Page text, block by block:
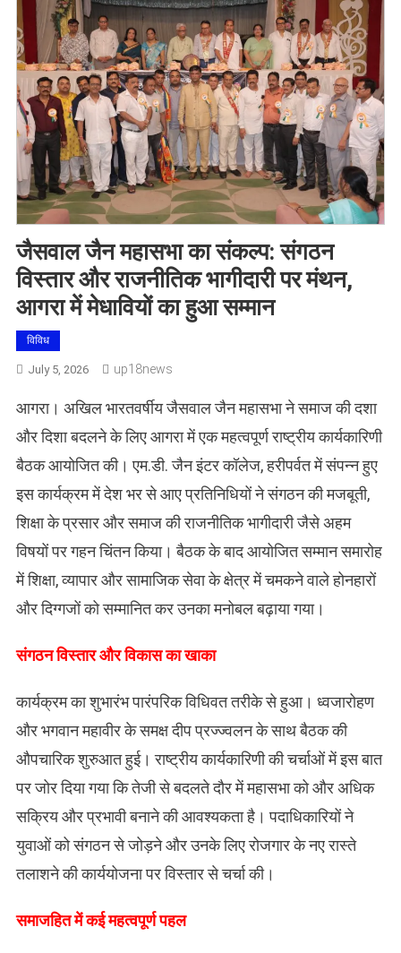
जैसवाल जैन महासभा का संकल्प: संगठन
विस्तार और राजनीतिक भागीदारी पर मंथन,
आगरा में मेधावियों का हुआ सम्मान
विविध
July 5, 2026 Up18news
आगरा। अखिल भारतवर्षीय जैसवाल जैन महासभा ने समाज की दशा
और दिशा बदलने के लिए आगरा में एक महत्वपूर्ण राष्ट्रीय कार्यकारिणी
बैठक आयोजित की। एम.डी. जैन इंटर कॉलेज, हरीपर्वत में संपन्न हुए
इस कार्यक्रम में देश भर से आए प्रतिनिधियों ने संगठन की मजबूती,
शिक्षा के प्रसार और समाज की राजनीतिक भागीदारी जैसे अहम
विषयों पर गहन चिंतन किया। बैठक के बाद आयोजित सम्मान समारोह
में शिक्षा, व्यापार और सामाजिक सेवा के क्षेत्र में चमकने वाले होनहारों
और दिग्गजों को सम्मानित कर उनका मनोबल बढ़ाया गया।
संगठन विस्तार और विकास का खाका
कार्यक्रम का शुभारंभ पारंपरिक विधिवत तरीके से हुआ। ध्वजारोहण
और भगवान महावीर के समक्ष दीप प्रज्ज्वलन के साथ बैठक की
औपचारिक शुरुआत हुई। राष्ट्रीय कार्यकारिणी की चर्चाओं में इस बात
पर जोर दिया गया कि तेजी से बदलते दौर में महासभा को और अधिक
सक्रिय और प्रभावी बनाने की आवश्यकता है। पदाधिकारियों ने
युवाओं को संगठन से जोड़ने और उनके लिए रोजगार के नए रास्ते
तलाशने की कार्ययोजना पर विस्तार से चर्चा की।
समाजहित में कई महत्वपूर्ण पहल